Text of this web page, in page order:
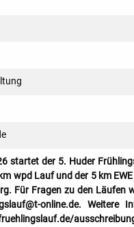
startet der 5. Huder
wpd Lauf und der 5 km
Für Fragen zu den Läufen
online.de.